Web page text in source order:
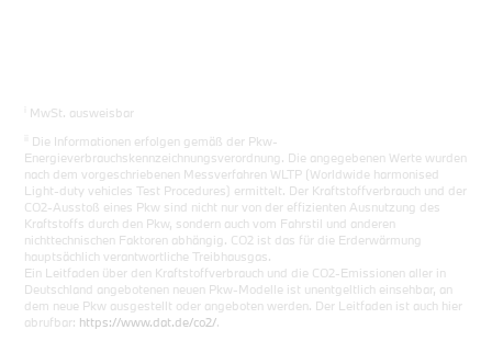
MwSt. ausweisbar
Die Informationen erfolgen gemäß der Pkw-
Energieverbrauchskennzeichnungsverordnung. Die angegebenen Werte wurden
nach dem vorgeschriebenen Messverfahren WLTP (Worldwide harmonised
Light-duty vehicles Test Procedures) ermittelt. Der Kraftstoffverbrauch und der
CO2-Ausstoß eines Pkw sind nicht nur von der effizienten Ausnutzung des
Kraftstoffs durch den Pkw, sondern auch vom Fahrstil und anderen
nichttechnischen Faktoren abhängig. CO2 ist das für die Erderwärmung
hauptsächlich verantwortliche Treibhausgas.
Ein Leitfaden über den Kraftstoffverbrauch und die CO2-Emissionen aller in
Deutschland angebotenen neuen Pkw-Modelle ist unentgeltlich einsehbar, an
dem neue Pkw ausgestellt oder angeboten werden. Der Leitfaden ist auch hier
abrufbar: https://www.dat.de/co2/.